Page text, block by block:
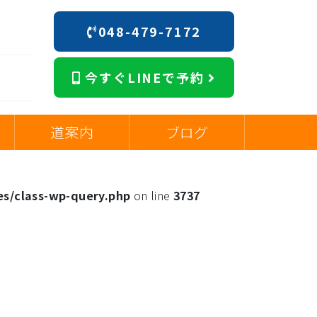
048-479-7172
今すぐLINEで予約
道案内 ブログ
class-wp-query.php on line3737